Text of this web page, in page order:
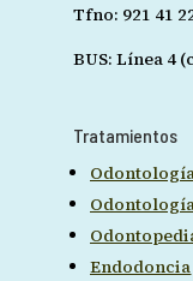
Tfno: 921 41
BUS: Línea 4
Tratamientos
Endodoncia